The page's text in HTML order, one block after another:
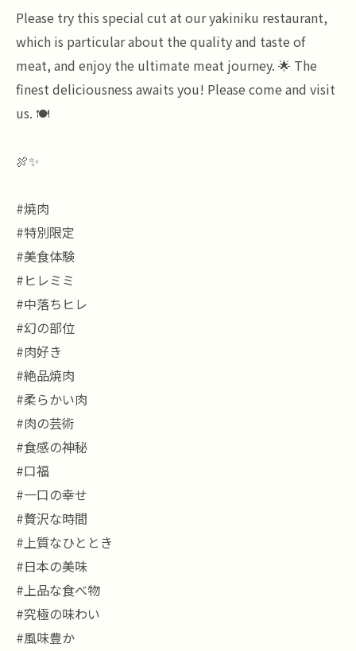
Please try this special cut at our yakiniku restaurant,
which is particular about the quality and taste of
meat, and enjoy the ultimate meat journey. 🌟 The
finest deliciousness awaits you! Please come and visit
us. 🍽️
🍖✨
#焼肉
#特別限定
#美食体験
#ヒレミミ
#中落ちヒレ
#幻の部位
#肉好き
#絶品焼肉
#柔らかい肉
#肉の芸術
#食感の神秘
#口福
#一口の幸せ
#贅沢な時間
#上質なひととき
#日本の美味
#上品な食べ物
#究極の味わい
#風味豊か